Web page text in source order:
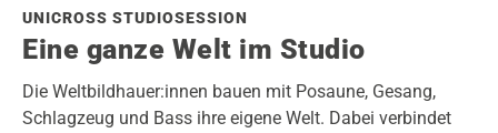
UNICROSS STUDIOSESSION
Eine ganze Welt im Studio
Die Weltbildhauer:innen bauen mit Posaune, Gesang,
Schlagzeug und Bass ihre eigene Welt. Dabei verbindet